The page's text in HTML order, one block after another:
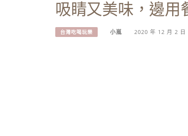
吸睛又美味，邊用
台灣吃喝玩樂 小嵐 2020 年 12 月 2 日